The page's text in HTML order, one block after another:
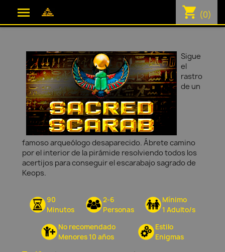
 shopping_cart (0)
Sigue
el
rastro
de un
famoso arqueólogo desaparecido. Ábrete camino
por el interior de la pirámide resolviendo todos los
acertijos para conseguir el escarabajo sagrado de
Keops.
90
Minutos
2-6
Personas
Mínimo
1 Adulto/s
No recomendado
Menores 10 años
Estilo
Enigmas